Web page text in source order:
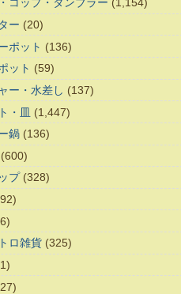
コップ・タンブラー (1,154)
ー (20)
ポット (136)
ット (59)
ー・水差し (137)
・皿 (1,447)
鍋 (136)
(600)
プ(328)
ロ雑貨 (325)